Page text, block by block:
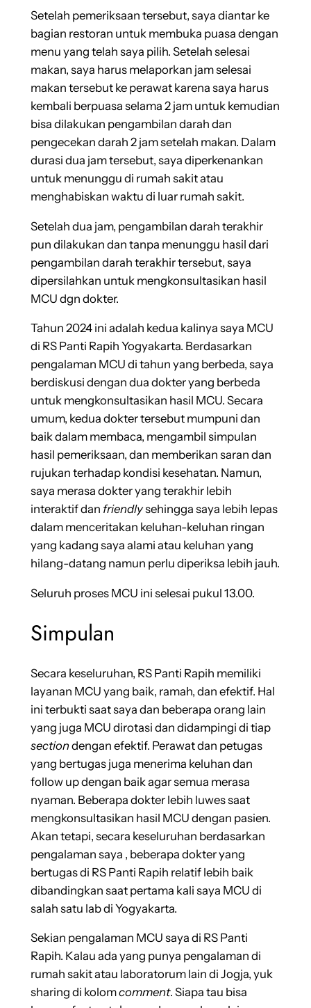
Setelah pemeriksaan tersebut, saya diantar ke
bagian restoran untuk membuka puasa dengan
menu yang telah saya pilih. Setelah selesai
makan, saya harus melaporkan jam selesai
makan tersebut ke perawat karena saya harus
kembali berpuasa selama 2 jam untuk kemudian
bisa dilakukan pengambilan darah dan
pengecekan darah 2 jam setelah makan. Dalam
durasi dua jam tersebut, saya diperkenankan
untuk menunggu di rumah sakit atau
menghabiskan waktu di luar rumah sakit.
Setelah dua jam, pengambilan darah terakhir
pun dilakukan dan tanpa menunggu hasil dari
pengambilan darah terakhir tersebut, saya
dipersilahkan untuk mengkonsultasikan hasil
MCU dgn dokter.
Tahun 2024 ini adalah kedua kalinya saya MCU
di RS Panti Rapih Yogyakarta. Berdasarkan
pengalaman MCU di tahun yang berbeda, saya
berdiskusi dengan dua dokter yang berbeda
untuk mengkonsultasikan hasil MCU. Secara
umum, kedua dokter tersebut mumpuni dan
baik dalam membaca, mengambil simpulan
hasil pemeriksaan, dan memberikan saran dan
rujukan terhadap kondisi kesehatan. Namun,
saya merasa dokter yang terakhir lebih
interaktif dan friendlysehingga saya lebih lepas
dalam menceritakan keluhan-keluhan ringan
yang kadang saya alami atau keluhan yang
hilang-datang namun perlu diperiksa lebih jauh.
Seluruh proses MCU ini selesai pukul 13.00.
Simpulan
Secara keseluruhan, RS Panti Rapih memiliki
layanan MCU yang baik, ramah, dan efektif. Hal
ini terbukti saat saya dan beberapa orang lain
yang juga MCU dirotasi dan didampingi di tiap
sectiondengan efektif. Perawat dan petugas
yang bertugas juga menerima keluhan dan
follow up dengan baik agar semua merasa
nyaman. Beberapa dokter lebih luwes saat
mengkonsultasikan hasil MCU dengan pasien.
Akan tetapi, secara keseluruhan berdasarkan
pengalaman saya , beberapa dokter yang
bertugas di RS Panti Rapih relatif lebih baik
dibandingkan saat pertama kali saya MCU di
salah satu lab di Yogyakarta.
Sekian pengalaman MCU saya di RS Panti
Rapih. Kalau ada yang punya pengalaman di
rumah sakit atau laboratorum lain di Jogja, yuk
sharing di kolomcomment. Siapa tau bisa